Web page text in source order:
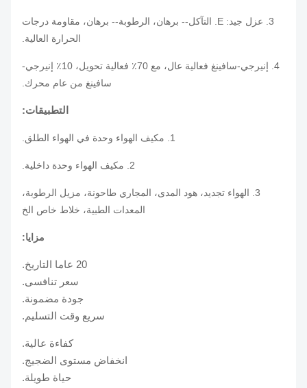
3. عزل جيد: E. التآكل-- برهان، الرطوبة-- برهان، مقاومة درجات
الحرارة العالية.
4. إنيرجي-سافينغ فعالية عال، مع 70٪ فعالية تحويل، 10٪ إنيرجي-
سافينغ من عام محرك.
التطبيقات:
3. الهواء تجديد، هود المدى، المجاري طاحونة، مزيل الرطوبة،
المعدات الطبية، خلاط خاص الخ
سعر تنافسى.
جودة مضمونة.
سريع وقت التسليم.
كفاءة عالية.
انخفاض مستوى الضجيج.
حياة طويلة.